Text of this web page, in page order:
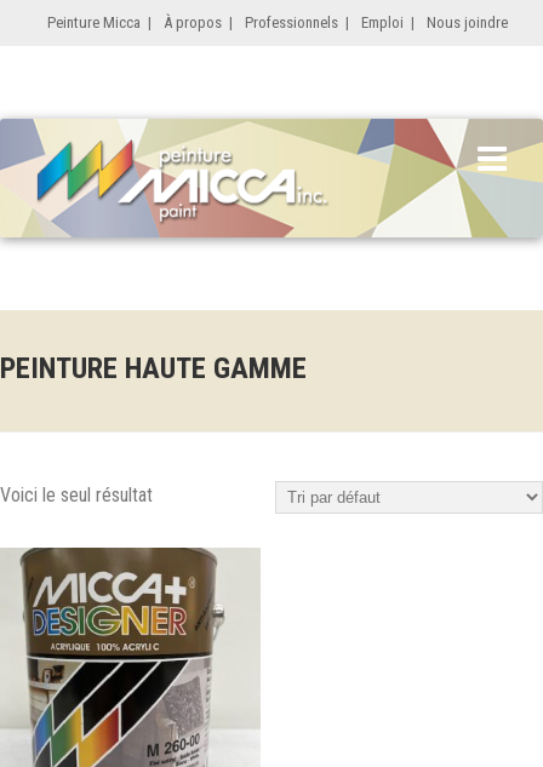
Peinture Micca | À propos | Professionnels | Emploi | Nous joindre
PEINTURE HAUTE GAMME
Voici le seul résultat